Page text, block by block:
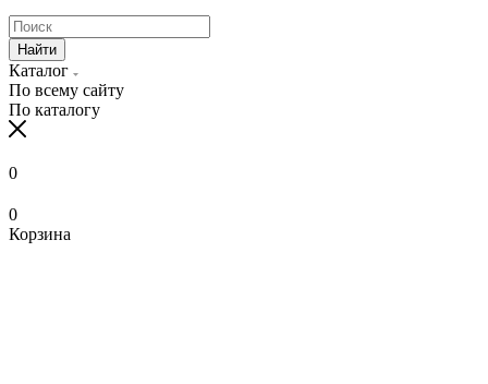
Найти
Каталог
По всему сайту
По каталогу
0
0
Корзина